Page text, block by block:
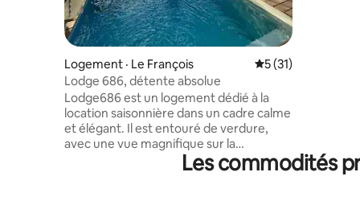
Logement · Le François Note moyenne de
5 (31)
Lodge 686, détente absolue
Lodge686 est un logement dédié à la
location saisonnière dans un cadre calme
et élégant. Il est entouré de verdure,
avec une vue magnifique sur la
campagne, l'océan et ses ilets. Un cadre
idyllique pour passer un séjour enLes commodités